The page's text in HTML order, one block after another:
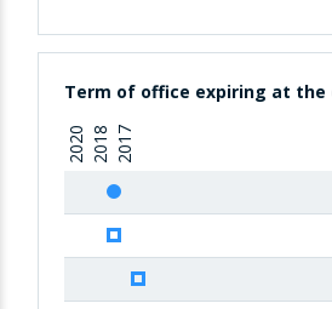
Term of office expiring at the
2017
2018
2020